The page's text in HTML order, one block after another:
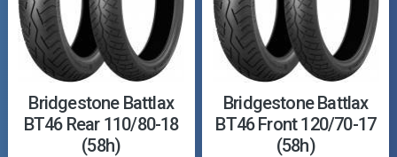
Bridgestone Battlax
BT46 Rear 110/80-18
(58h)
Bridgestone Battlax
BT46 Front 120/70-17
(58h)